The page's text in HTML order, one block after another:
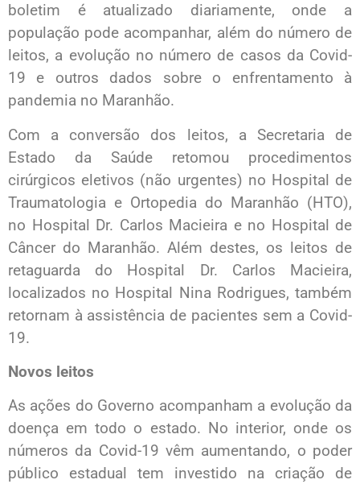
boletim é atualizado diariamente, onde a
população pode acompanhar, além do número de
leitos, a evolução no número de casos da Covid-
19 e outros dados sobre o enfrentamento à
pandemia no Maranhão.
Com a conversão dos leitos, a Secretaria de
Estado da Saúde retomou procedimentos
cirúrgicos eletivos (não urgentes) no Hospital de
Traumatologia e Ortopedia do Maranhão (HTO),
no Hospital Dr. Carlos Macieira e no Hospital de
Câncer do Maranhão. Além destes, os leitos de
retaguarda do Hospital Dr. Carlos Macieira,
localizados no Hospital Nina Rodrigues, também
retornam à assistência de pacientes sem a Covid-
19.
Novos leitos
As ações do Governo acompanham a evolução da
doença em todo o estado. No interior, onde os
números da Covid-19 vêm aumentando, o poder
público estadual tem investido na criação de